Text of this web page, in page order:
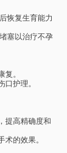
恢复生育能力
塞以治疗不孕
。
护理。
提高精确度和
的效果。